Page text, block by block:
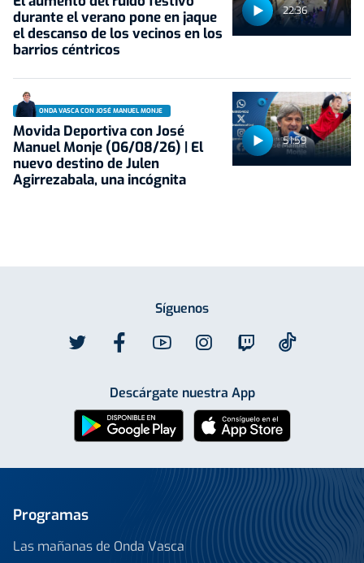
22:36
durante el verano pone en jaque
el descanso de los vecinos en los
barrios céntricos
51:59
ONDA VASCA CON JOSÉ MANUEL MONJE
Movida Deportiva con José
Manuel Monje (06/08/26) | El
nuevo destino de Julen
Agirrezabala, una incógnita
Síguenos
Descárgate nuestra App
Programas
Las mañanas de Onda Vasca